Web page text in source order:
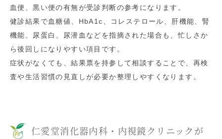
血便、黒い便の有無が受診判断の参考になります。
健診結果で血糖値、HbA1c、コレステロール、肝機能、腎
機能、尿蛋白、尿潜血などを指摘された場合も、忙しさか
ら後回しになりやすい項目です。
症状がなくても、結果票を持参して相談することで、再検
査や生活習慣の見直しが必要か整理しやすくなります。
仁愛堂消化器内科・内視鏡クリニックが